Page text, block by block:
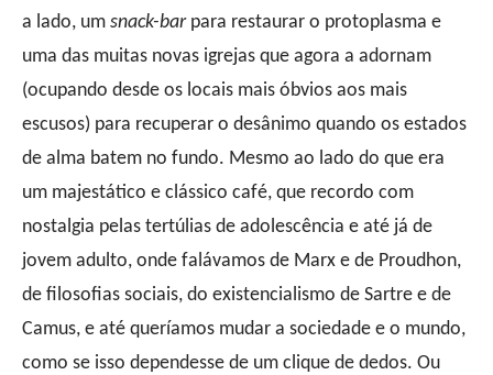
a lado, um snack-bar para restaurar o protoplasma e
uma das muitas novas igrejas que agora a adornam
(ocupando desde os locais mais óbvios aos mais
escusos) para recuperar o desânimo quando os estados
de alma batem no fundo. Mesmo ao lado do que era
um majestático e clássico café, que recordo com
nostalgia pelas tertúlias de adolescência e até já de
jovem adulto, onde falávamos de Marx e de Proudhon,
de filosofias sociais, do existencialismo de Sartre e de
Camus, e até queríamos mudar a sociedade e o mundo,
como se isso dependesse de um clique de dedos. Ou